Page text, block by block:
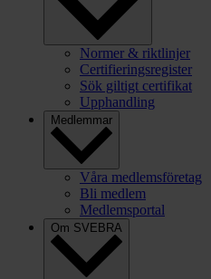
Normer & riktlinjer
Certifieringsregister
Sök giltigt certifikat
Upphandling
Medlemmar
Våra medlemsföretag
Bli medlem
Medlemsportal
Om SVEBRA